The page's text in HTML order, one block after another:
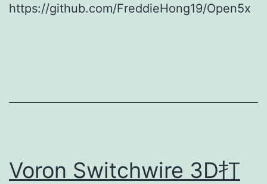
https://github.com/FreddieHong19/Open5x
Voron Switchwire 3D打